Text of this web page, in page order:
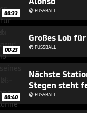
00:33 FUSSBALL
00:23
Großes Lob
FUSSBALL
00:40
Nächste
Stegen steht
FUSSBALL